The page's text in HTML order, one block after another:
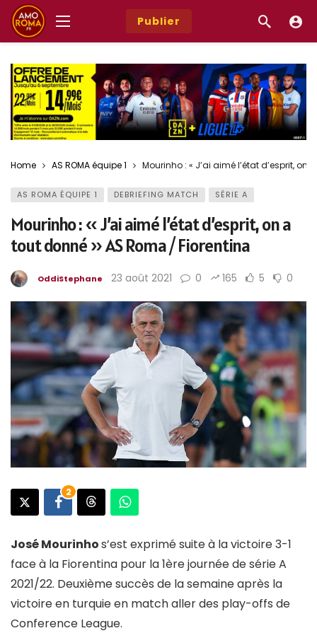
Publier
Home AS ROMA équipe 1 Mourinho : « J’ai aimé l’état d’esprit,
AS ROMA ÉQUIPE 1 DEBRIEFING MATCH SÉRIE A
Mourinho : « J’ai aimé l’état d’esprit, on a
tout donné » AS Roma / Fiorentina
OddiStephane 23 août 2021 0 165 5 0
2
José Mourinhos’est exprimé suite à la victoire 3-1
face à la Fiorentina pour la 1ère journée de série A
2021/22. Deuxième succès de la semaine après la
victoire en turquie en match aller des play-offs de
Conference League.